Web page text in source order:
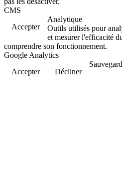
CMS
Accepter
Analytique
Outils utilisés pour
et mesurer l'efficacité
comprendre son fonctionnement.
Google Analytics
Accepter
Décliner